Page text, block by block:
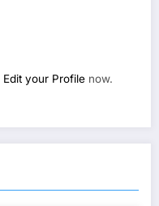
Edit your Profile now.